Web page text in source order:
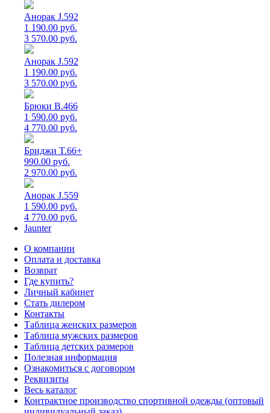
Анорак J.592
1 190.00 руб.
3 570.00 руб.
Анорак J.592
1 190.00 руб.
3 570.00 руб.
Брюки B.466
1 590.00 руб.
4 770.00 руб.
Бриджи T.66+
990.00 руб.
2 970.00 руб.
Анорак J.559
1 590.00 руб.
4 770.00 руб.
Jaunter
О компании
Оплата и доставка
Возврат
Где купить?
Личный кабинет
Стать дилером
Контакты
Таблица женских размеров
Таблица мужских размеров
Таблица детских размеров
Полезная информация
Ознакомиться с договором
Реквизиты
Весь каталог
Контрактное производство спортивной одежды (оптовый